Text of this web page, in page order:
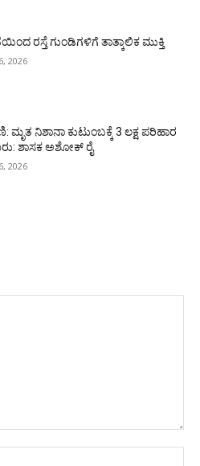
ರಸ್ತೆ ಗುಂಡಿಗಳಿಗೆ ತಾತ್ಕಾಲಿಕ ಮುಕ್ತಿ
2026
ಮೃತ ನಿಶಾನಾ ಕುಟುಂಬಕ್ಕೆ 3 ಲಕ್ಷ ಪರಿಹಾರ
ಶಾಸಕ ಅಶೋಕ್ ರೈ
2026